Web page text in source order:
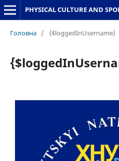
PHYSICAL CULTURE AND
Головна / {$loggedInUsername}